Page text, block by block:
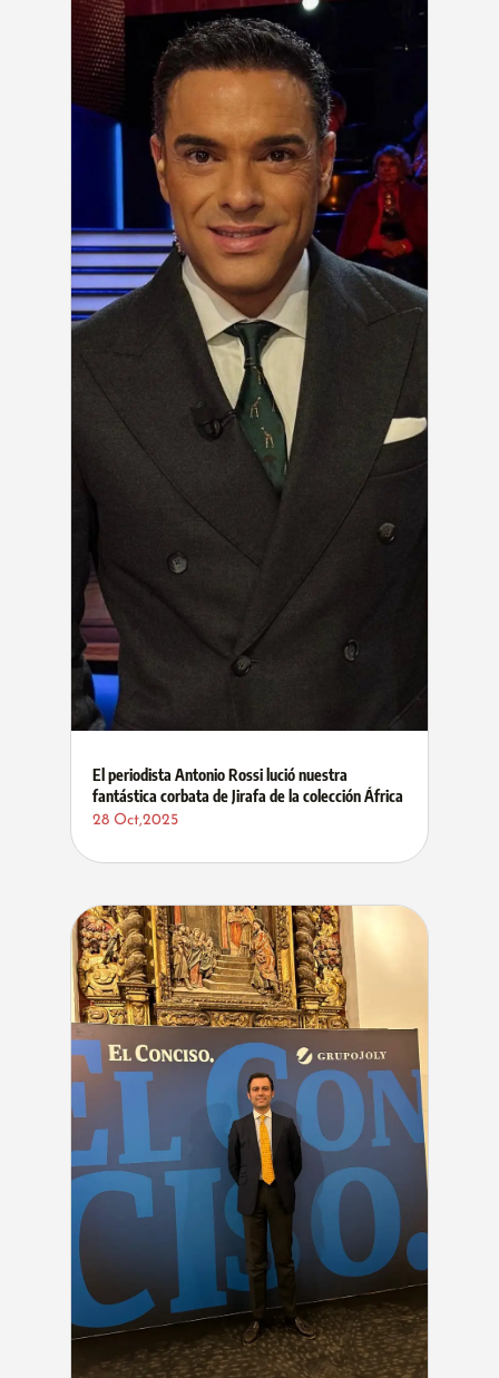
El periodista Antonio Rossi lució nuestra
fantástica corbata de Jirafa de la colección África
28 Oct,2025